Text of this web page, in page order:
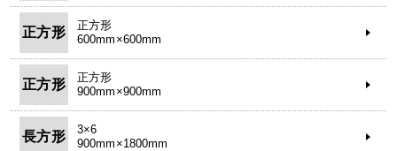
正方形
正方形
600mm×600mm
正方形
正方形
900mm×900mm
長方形
3×6
900mm×1800mm